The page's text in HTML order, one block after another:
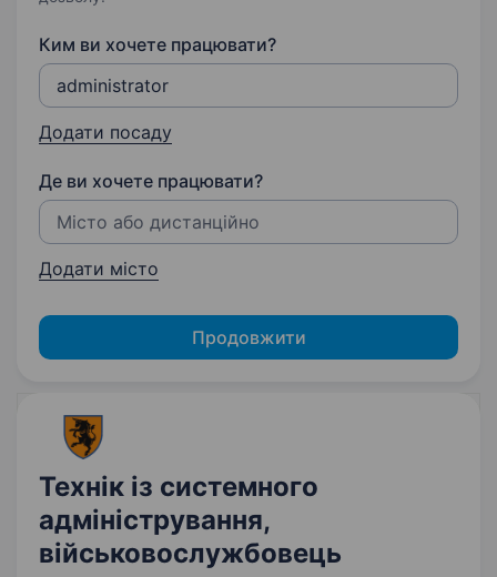
Ким ви хочете працювати?
Додати посаду
Де ви хочете працювати?
Додати місто
Продовжити
Технік із системного
адміністрування,
військовослужбовець